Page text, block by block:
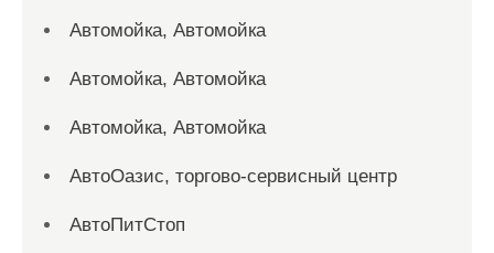
Автомойка, Автомойка
Автомойка, Автомойка
Автомойка, Автомойка
АвтоОазис, торгово-сервисный центр
АвтоПитСтоп